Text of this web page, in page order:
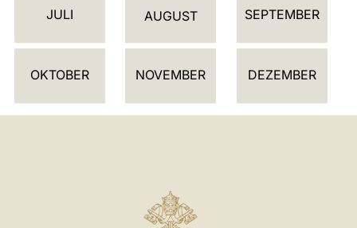
R
JULI AUGUST SEPTEMBER
OKTOBER NOVEMBER DEZEMBER